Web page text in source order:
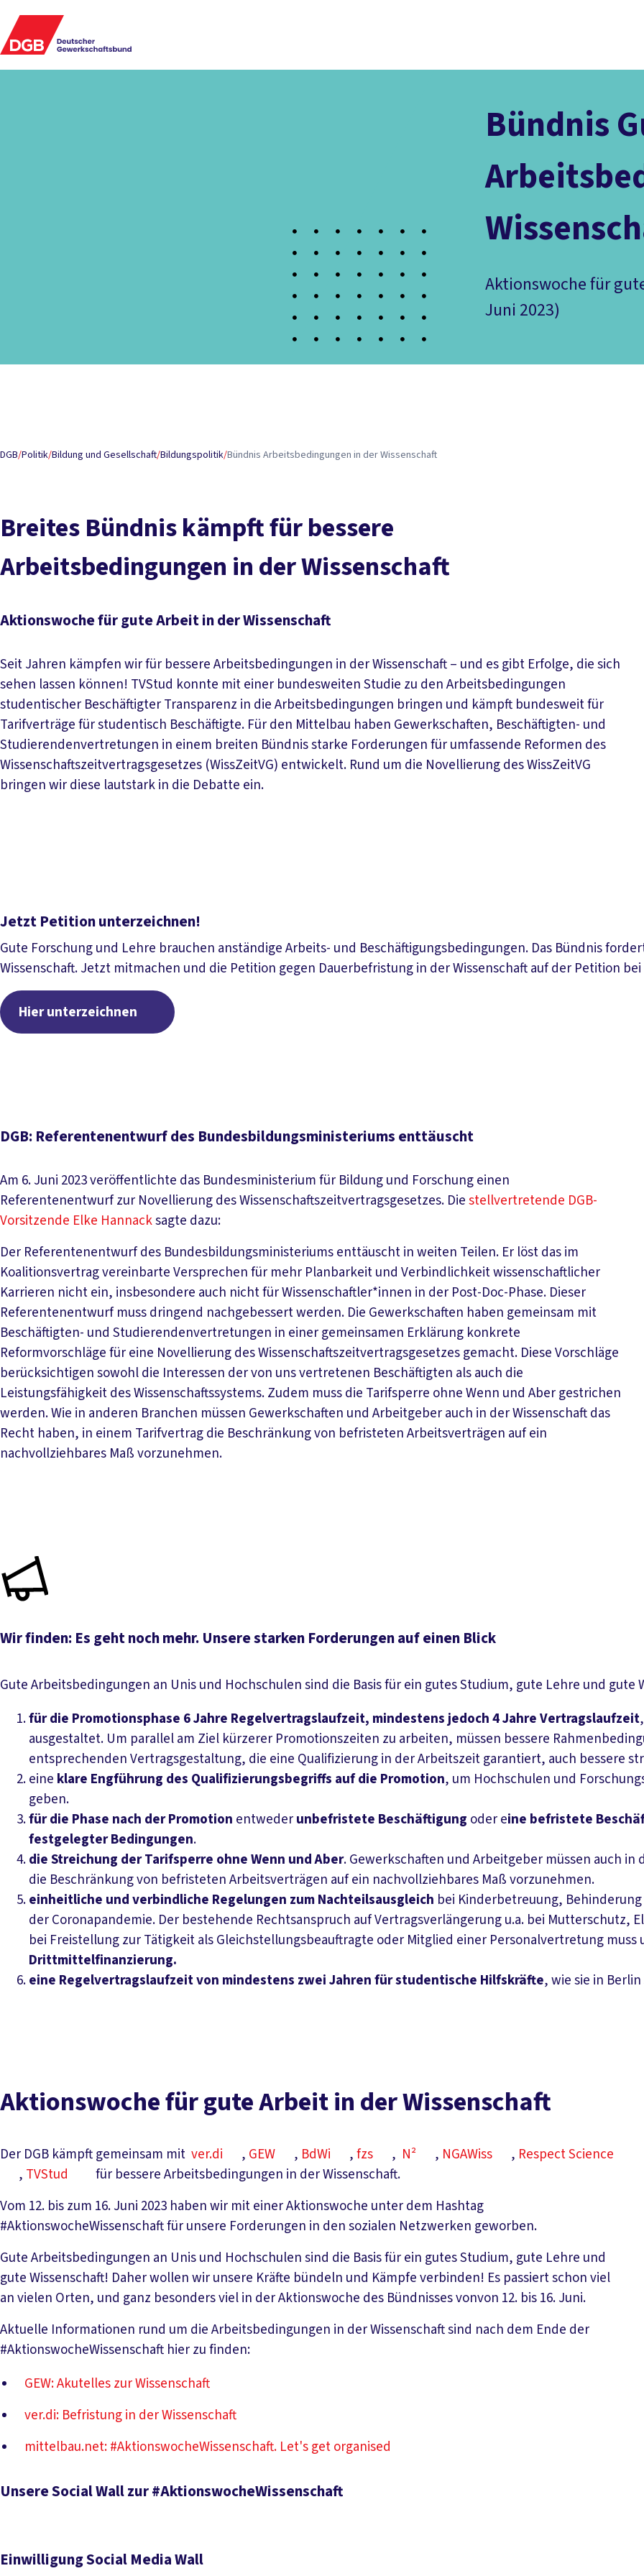
Bündnis
Aktionswoche für
Juni 2023)
DGB/Politik/Bildung und Gesellschaft/Bildungspolitik/Bündnis Arbeitsbedingungen in der Wissenschaft
Breites Bündnis kämpft für bessere
Arbeitsbedingungen in der Wissenschaft
Aktionswoche für gute Arbeit in der Wissenschaft
Seit Jahren kämpfen wir für bessere Arbeitsbedingungen in der Wissenschaft – und es gibt Erfolge, die sich
sehen lassen können! TVStud konnte mit einer bundesweiten Studie zu den Arbeitsbedingungen
studentischer Beschäftigter Transparenz in die Arbeitsbedingungen bringen und kämpft bundesweit für
Tarifverträge für studentisch Beschäftigte. Für den Mittelbau haben Gewerkschaften, Beschäftigten- und
Studierendenvertretungen in einem breiten Bündnis starke Forderungen für umfassende Reformen des
Wissenschaftszeitvertragsgesetzes (WissZeitVG) entwickelt. Rund um die Novellierung des WissZeitVG
bringen wir diese lautstark in die Debatte ein.
Jetzt Petition unterzeichnen!
Gute Forschung und Lehre brauchen anständige Arbeits- und Beschäftigungsbedingungen. Das Bündnis
Wissenschaft. Jetzt mitmachen und die Petition gegen Dauerbefristung in der Wissenschaft auf der Petition
Hier unterzeichnen
DGB: Referentenentwurf des Bundesbildungsministeriums enttäuscht
Am 6. Juni 2023 veröffentlichte das Bundesministerium für Bildung und Forschung einen
Referentenentwurf zur Novellierung des Wissenschaftszeitvertragsgesetzes. Diestellvertretende DGB-
Vorsitzende Elke Hannacksagte dazu:
Der Referentenentwurf des Bundesbildungsministeriums enttäuscht in weiten Teilen. Er löst das im
Koalitionsvertrag vereinbarte Versprechen für mehr Planbarkeit und Verbindlichkeit wissenschaftlicher
Karrieren nicht ein, insbesondere auch nicht für Wissenschaftler*innen in der Post-Doc-Phase. Dieser
Referentenentwurf muss dringend nachgebessert werden. Die Gewerkschaften haben gemeinsam mit
Beschäftigten- und Studierendenvertretungen in einer gemeinsamen Erklärung konkrete
Reformvorschläge für eine Novellierung des Wissenschaftszeitvertragsgesetzes gemacht. Diese Vorschläge
berücksichtigen sowohl die Interessen der von uns vertretenen Beschäftigten als auch die
Leistungsfähigkeit des Wissenschaftssystems. Zudem muss die Tarifsperre ohne Wenn und Aber gestrichen
werden. Wie in anderen Branchen müssen Gewerkschaften und Arbeitgeber auch in der Wissenschaft das
Recht haben, in einem Tarifvertrag die Beschränkung von befristeten Arbeitsverträgen auf ein
nachvollziehbares Maß vorzunehmen.
Wir finden: Es geht noch mehr. Unsere starken Forderungen auf einen Blick
Gute Arbeitsbedingungen an Unis und Hochschulen sind die Basis für ein gutes Studium, gute Lehre und gute
für die Promotionsphase 6 Jahre Regelvertragslaufzeit, mindestens jedoch 4 Jahre Vertragslaufzeit
ausgestaltet. Um parallel am Ziel kürzerer Promotionszeiten zu arbeiten, müssen bessere
entsprechenden Vertragsgestaltung, die eine Qualifizierung in der Arbeitszeit garantiert, auch bessere
eine klare Engführung des Qualifizierungsbegriffs auf die Promotion, um Hochschulen und
geben.
für die Phase nach der Promotion entwederunbefristete Beschäftigung oder eine befristete
festgelegter Bedingungen.
die Streichung der Tarifsperre ohne Wenn und Aber. Gewerkschaften und Arbeitgeber müssen auch
die Beschränkung von befristeten Arbeitsverträgen auf ein nachvollziehbares Maß vorzunehmen.
einheitliche und verbindliche Regelungen zum Nachteilsausgleich bei Kinderbetreuung,
der Coronapandemie. Der bestehende Rechtsanspruch auf Vertragsverlängerung u.a. bei Mutterschutz,
bei Freistellung zur Tätigkeit als Gleichstellungsbeauftragte oder Mitglied einer Personalvertretung
Drittmittelfinanzierung.
eine Regelvertragslaufzeit von mindestens zwei Jahren für studentische Hilfskräfte, wie sie in
Aktionswoche für gute Arbeit in der Wissenschaft
Der DGB kämpft gemeinsam mit ver.di , GEW , BdWi ,fzs , N² , NGAWiss , Respect Science
, TVStud
für bessere Arbeitsbedingungen in der Wissenschaft.
Vom 12. bis zum 16. Juni 2023 haben wir mit einer Aktionswoche unter dem Hashtag
#AktionswocheWissenschaft für unsere Forderungen in den sozialen Netzwerken geworben.
Gute Arbeitsbedingungen an Unis und Hochschulen sind die Basis für ein gutes Studium, gute Lehre und
gute Wissenschaft! Daher wollen wir unsere Kräfte bündeln und Kämpfe verbinden! Es passiert schon viel
an vielen Orten, und ganz besonders viel in der Aktionswoche des Bündnisses vonvon 12. bis 16. Juni.
Aktuelle Informationen rund um die Arbeitsbedingungen in der Wissenschaft sind nach dem Ende der
#AktionswocheWissenschaft hier zu finden:
GEW: Akutelles zur Wissenschaft
ver.di: Befristung in der Wissenschaft
mittelbau.net: #AktionswocheWissenschaft. Let's get organised
Unsere Social Wall zur #AktionswocheWissenschaft
Einwilligung Social Media Wall